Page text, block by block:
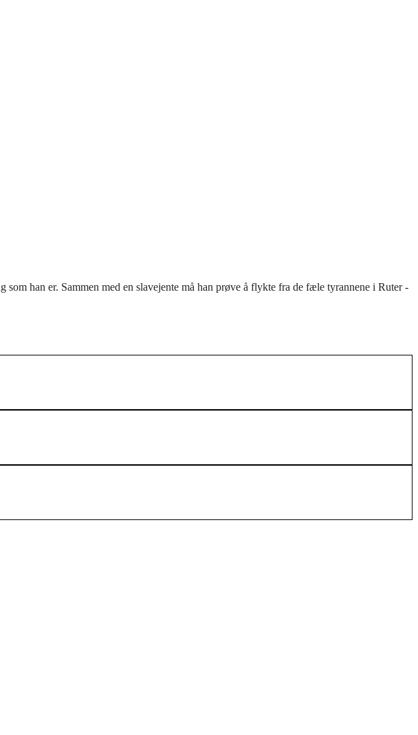
han er. Sammen med en slavejente må han prøve å flykte fra de fæle tyrannene i Ruter -